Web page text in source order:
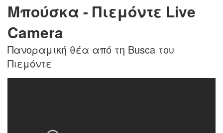
Μπούσκα - Πιεμόντε Live
Camera
Πανοραμική θέα από τη Busca του
Πιεμόντε